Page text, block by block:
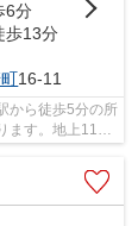
6分
歩13分
16-11
から徒歩5分の所
ます。地上11階